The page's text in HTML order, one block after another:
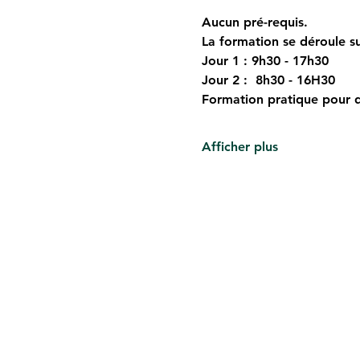
Aucun pré-requis.
La formation se déroule
Jour 1 : 9h30 - 17h30
Jour 2 :  8h30 - 16H30
Formation pratique pour
Afficher plus